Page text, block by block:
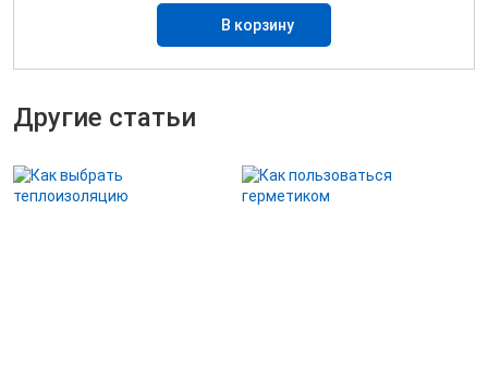
В корзину
Другие статьи